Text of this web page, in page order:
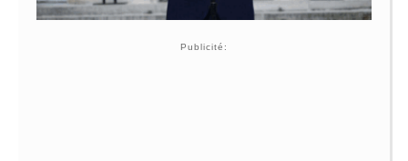
Publicité: